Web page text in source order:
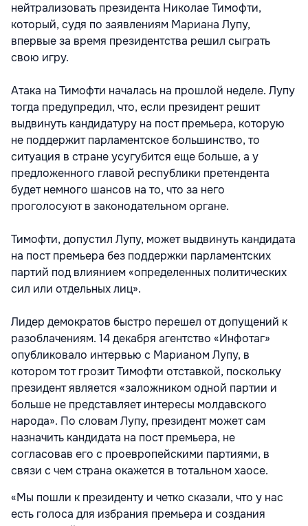
нейтрализовать президента Николае Тимофти,
который, судя по заявлениям Мариана Лупу,
впервые за время президентства решил сыграть
свою игру.
Атака на Тимофти началась на прошлой неделе. Лупу
тогда предупредил, что, если президент решит
выдвинуть кандидатуру на пост премьера, которую
не поддержит парламентское большинство, то
ситуация в стране усугубится еще больше, а у
предложенного главой республики претендента
будет немного шансов на то, что за него
проголосуют в законодательном органе.
Тимофти, допустил Лупу, может выдвинуть кандидата
на пост премьера без поддержки парламентских
партий под влиянием «определенных политических
сил или отдельных лиц».
Лидер демократов быстро перешел от допущений к
разоблачениям. 14 декабря агентство «Инфотаг»
опубликовало интервью с Марианом Лупу, в
котором тот грозит Тимофти отставкой, поскольку
президент является «заложником одной партии и
больше не представляет интересы молдавского
народа». По словам Лупу, президент может сам
назначить кандидата на пост премьера, не
согласовав его с проевропейскими партиями, в
связи с чем страна окажется в тотальном хаосе.
«Мы пошли к президенту и четко сказали, что у нас
есть голоса для избрания премьера и создания